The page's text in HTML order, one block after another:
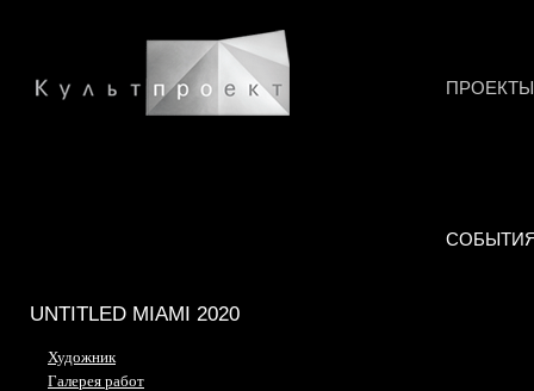
ПРОЕКТЫ
UNTITLED MIAMI 2020
Художник
Галерея работ